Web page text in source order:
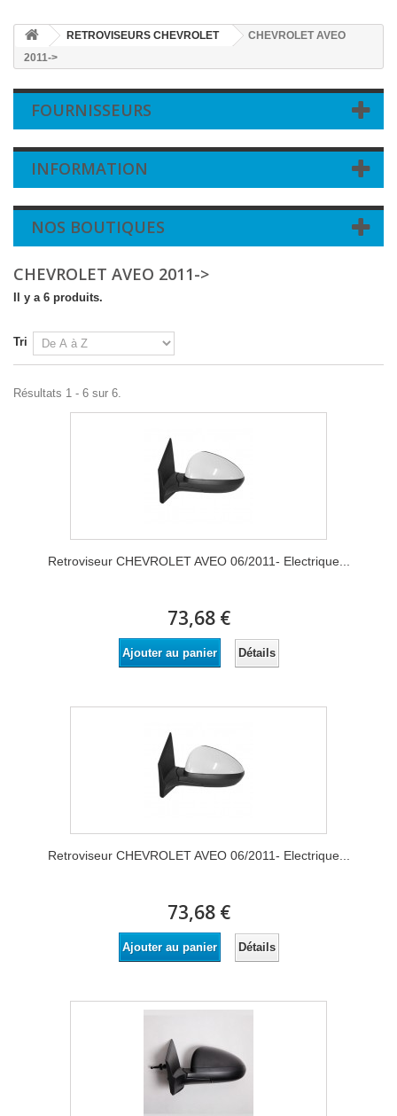
RETROVISEURS CHEVROLET
CHEVROLET AVEO
2011->
FOURNISSEURS
INFORMATION
NOS BOUTIQUES
CHEVROLET AVEO 2011->
Il y a 6 produits.
Tri
Résultats 1 - 6 sur 6.
Retroviseur CHEVROLET AVEO 06/2011- Electrique...
73,68 €
Ajouter au panier Détails
Retroviseur CHEVROLET AVEO 06/2011- Electrique...
73,68 €
Ajouter au panier Détails